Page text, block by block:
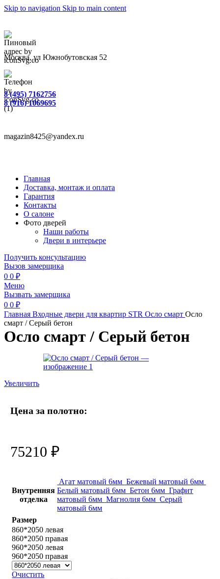
Skip to navigation Skip to main content
Москва, ул Южнобутовская 52
8 (495) 7162756
8 (916) 1069695
magazin8425@yandex.ru
Главная
Доставка, монтаж и оплата
Гарантия
Контакты
О салоне
Фото дверей
Наши работы
Двери в интерьере
Получить консультацию
Вызов замерщика
0 0 ₽
Меню
Вызвать замерщика
0 0 ₽
Главная Входные двери для квартир STR Осло смарт Осло
смарт / Серый бетон
Осло смарт / Серый бетон
Увеличить
Цена за полотно:
75210₽
Внутренняя
отделка
Агат матовый 6мм Бежевый матовый 6мм
Белый матовый 6мм Бетон 6мм Графит
матовый 6мм Магнолия 6мм Серый
матовый 6мм
Размер
860*2050 левая
860*2050 правая
960*2050 левая
960*2050 правая
Очистить